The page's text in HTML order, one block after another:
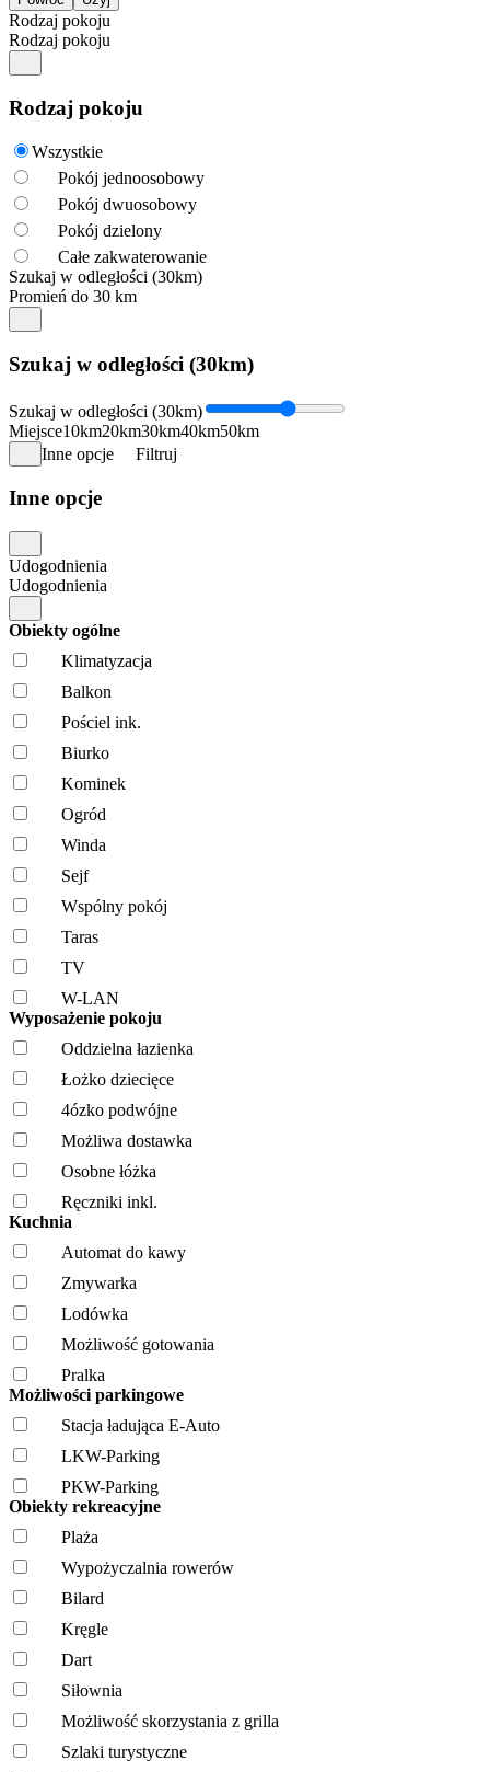
Rodzaj pokoju
Rodzaj pokoju
Rodzaj pokoju
Wszystkie
Pokój jednoosobowy
Pokój dwuosobowy
Pokój dzielony
Całe zakwaterowanie
Szukaj w odległości (30km)
Promień do 30 km
Szukaj w odległości (30km)
Szukaj w odległości (30km)
Miejsce10km20km30km40km50km
Inne opcje
Filtruj
Inne opcje
Udogodnienia
Udogodnienia
Obiekty ogólne
Klimatyzacja
Balkon
Pościel ink.
Biurko
Kominek
Ogród
Winda
Sejf
Wspólny pokój
Taras
TV
W-LAN
Wyposażenie pokoju
Oddzielna łazienka
Łożko dziecięce
4ózko podwójne
Możliwa dostawka
Osobne łóżka
Ręczniki inkl.
Kuchnia
Automat do kawy
Zmywarka
Lodówka
Możliwość gotowania
Pralka
Możliwości parkingowe
Stacja ładująca E-Auto
LKW-Parking
PKW-Parking
Obiekty rekreacyjne
Plaża
Wypożyczalnia rowerów
Bilard
Kręgle
Dart
Siłownia
Możliwość skorzystania z grilla
Szlaki turystyczne